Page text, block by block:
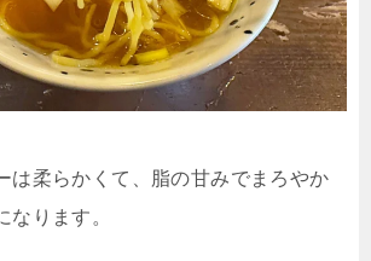
は柔らかくて、脂の甘みでまろやか
なります。